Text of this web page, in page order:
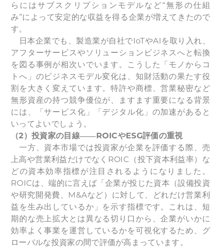
らにはサブスクリプションモデルなど“無形の仕組
み”によって安定的な収益を得る企業が増えてきたので
す。
日本企業でも、製造業が自社でIoTやAIを取り入れ、
アフターサービスやソリューションビジネスへと転換
を図る事例が相次いでいます。こうした「モノからコ
トへ」のビジネスモデル変化は、知財活動の果たす役
割を大きく変えています。特許や商標、営業秘密など
無形資産の持つ競争優位が、ますます重要になる背景
には、「サービス化」「デジタル化」の加速があると
いってよいでしょう。
（2）投資家の目線――ROICやESG評価の重視
一方、資本市場では投資家が企業を評価する際、売
上高や営業利益だけでなくROIC（投下資本利益率）な
どの資本効率指標が注目されるようになりました。
ROICは、端的に言えば「企業が投じた資本（設備投資
や研究開発費、M&Aなど）に対して、どれだけ営業利
益を生み出しているか」を示す指標です。これは、短
期的な売上拡大とは異なる切り口から、企業がいかに
効率よく事業を運営しているかを可視化するため、グ
ローバルな投資家の間で評価が高まっています。